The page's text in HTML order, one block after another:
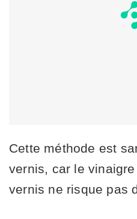
Cette méthode est
vernis, car le
vernis ne risque pas